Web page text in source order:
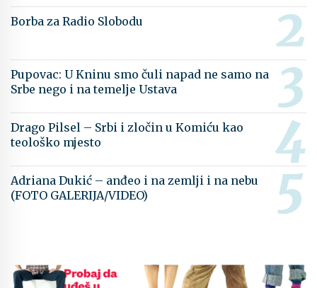
Borba za Radio Slobodu
Pupovac: U Kninu smo čuli napad ne samo na
Srbe nego i na temelje Ustava
Drago Pilsel – Srbi i zločin u Komiću kao
teološko mjesto
Adriana Dukić – anđeo i na zemlji i na nebu
(FOTO GALERIJA/VIDEO)